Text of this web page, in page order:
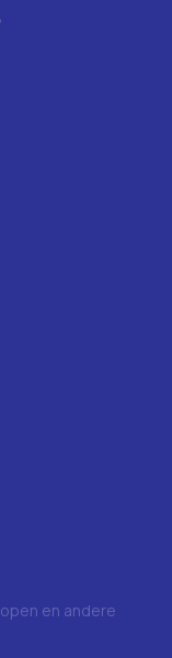
en andere